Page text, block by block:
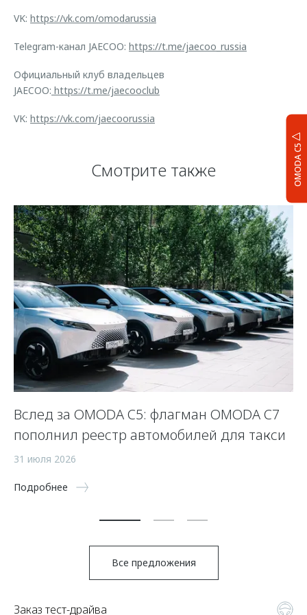
OMODA C5
VK: https://vk.com/omodarussia
Telegram-канал JAECOO: https://t.me/jaecoo_russia
Официальный клуб владельцев
JAECOO: https://t.me/jaecooclub
VK: https://vk.com/jaecoorussia
Смотрите также
Вслед за OMODA C5: флагман OMODA C7
пополнил реестр автомобилей для такси
31 июля 2026
Подробнее
Все предложения
Заказ тест-драйва